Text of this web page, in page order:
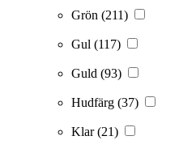
Grön (211)
Gul (117)
Guld (93)
Hudfärg (37)
Klar(21)